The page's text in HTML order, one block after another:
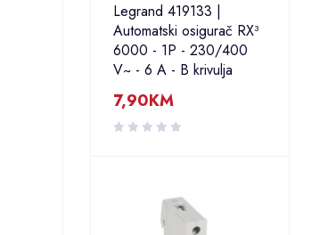
Legrand 419133 |
Automatski osigurač RX³
6000 - 1P - 230/400
V~ - 6 A - B krivulja
7,90KM